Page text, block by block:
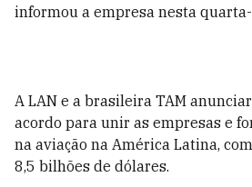
informou a empresa nesta
A LAN e a brasileira TAM
acordo para unir as empresas e
na aviação na América Latina,
8,5 bilhões de dólares.